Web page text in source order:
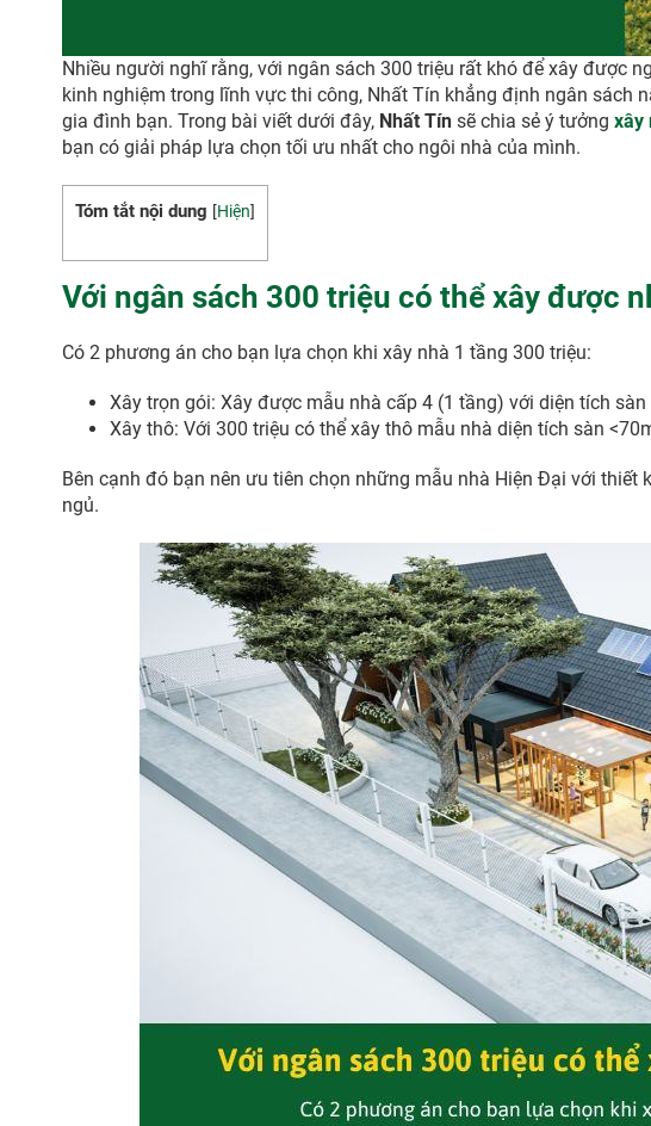
Nhiều người nghĩ rằng, với ngân sách 300 triệu rất khó để xây được
kinh nghiệm trong lĩnh vực thi công, Nhất Tín khẳng định ngân sách
gia đình bạn. Trong bài viết dưới đây, Nhất Tín sẽ chia sẻ ý tưởng xây
bạn có giải pháp lựa chọn tối ưu nhất cho ngôi nhà của mình.
Tóm tắt nội dung [Hiện]
Với ngân sách 300 triệu có thể xây được
Có 2 phương án cho bạn lựa chọn khi xây nhà 1 tầng 300 triệu:
Xây trọn gói: Xây được mẫu nhà cấp 4 (1 tầng) với diện tích sàn
Xây thô: Với 300 triệu có thể xây thô mẫu nhà diện tích sàn
Bên cạnh đó bạn nên ưu tiên chọn những mẫu nhà Hiện Đại với
ngủ.